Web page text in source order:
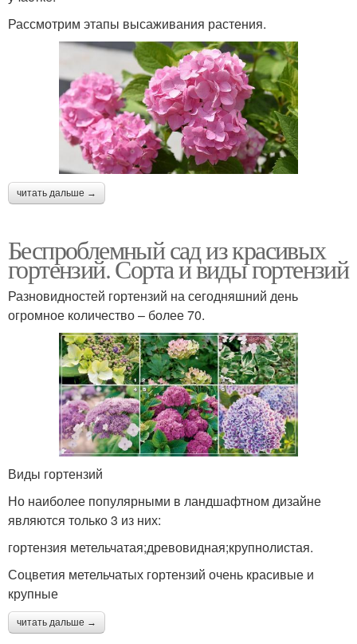
Рассмотрим этапы высаживания растения.
читать дальше →
Беспроблемный сад из красивых
гортензий. Сорта и виды гортензий
Разновидностей гортензий на сегодняшний день
огромное количество – более 70.
Виды гортензий
Но наиболее популярными в ландшафтном дизайне
являются только 3 из них:
гортензия метельчатая;древовидная;крупнолистая.
Соцветия метельчатых гортензий очень красивые и
крупные
читать дальше →